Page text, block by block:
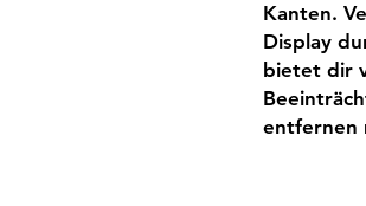
Kanten.
Display
bietet dir
entfernen